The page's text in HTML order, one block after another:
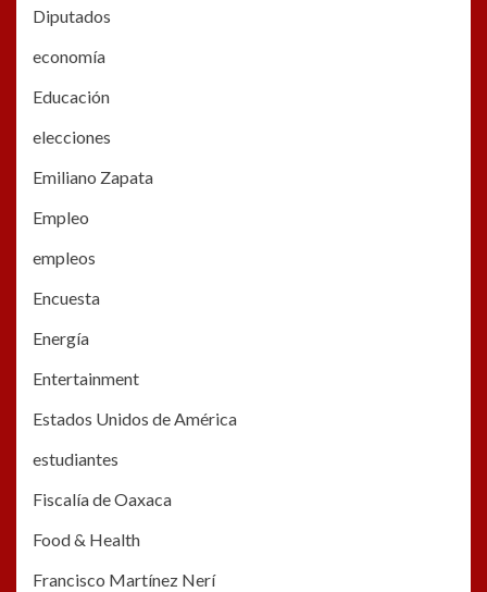
Diputados
economía
Educación
elecciones
Emiliano Zapata
Empleo
empleos
Encuesta
Energía
Entertainment
Estados Unidos de América
estudiantes
Fiscalía de Oaxaca
Food & Health
Francisco Martínez Nerí